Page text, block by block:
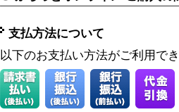
支払方法について
以下のお支払い方法がご利用で